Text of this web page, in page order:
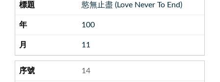
慾無止盡 (Love Never To End)
100
11
14